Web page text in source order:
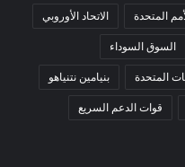
المتحدة الاتحاد الأوروبي
السوق السوداء
المتحدة بنيامين نتنياهو
قوات الدعم السريع